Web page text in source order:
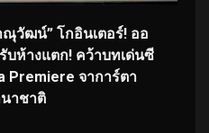
ณุวัฒน์” โกอินเตอร์! ออ
ห้างแตก! คว้าบทเด่นซี
Premiere จาการ์ตา
นาชาติ